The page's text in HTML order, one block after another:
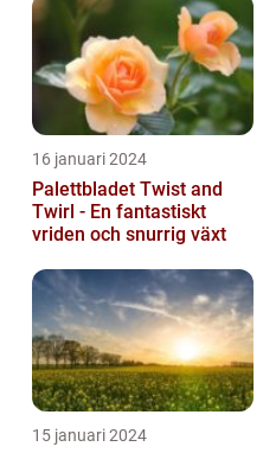
16 januari 2024
Palettbladet Twist and
Twirl - En fantastiskt
vriden och snurrig växt
15 januari 2024